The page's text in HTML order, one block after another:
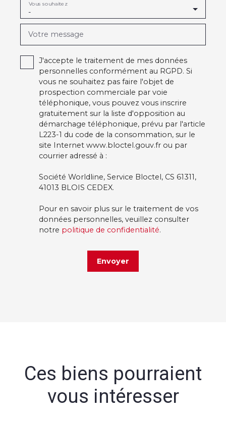
-
Vous souhaitez
Votre message
J'accepte le traitement de mes données
personnelles conformément au RGPD. Si
vous ne souhaitez pas faire l'objet de
prospection commerciale par voie
téléphonique, vous pouvez vous inscrire
gratuitement sur la liste d'opposition au
démarchage téléphonique, prévu par l'article
L223-1 du code de la consommation, sur le
site Internet www.bloctel.gouv.fr ou par
courrier adressé à :
Société Worldline, Service Bloctel, CS 61311,
41013 BLOIS CEDEX.
Pour en savoir plus sur le traitement de vos
données personnelles, veuillez consulter
notre politique de confidentialité.
Envoyer
Ces biens pourraient
vous intéresser